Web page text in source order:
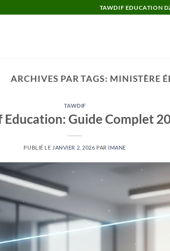
TAWDIF EDUCATION
ARCHIVES PAR TAGS: MINISTÈRE
TAWDIF
Education: Guide Complet
PUBLIÉ LE JANVIER 2, 2026 PAR IMANE